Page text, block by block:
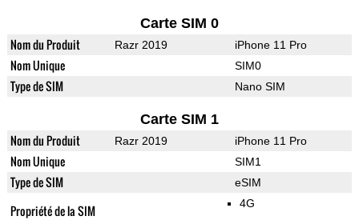
Carte SIM 0
Nom du Produit Razr 2019 iPhone 11 Pro
Nom Unique SIM0
Type de SIM Nano SIM
Carte SIM 1
Nom du Produit Razr 2019 iPhone 11 Pro
Nom Unique SIM1
Type de SIM eSIM
Propriété de la SIM 4G